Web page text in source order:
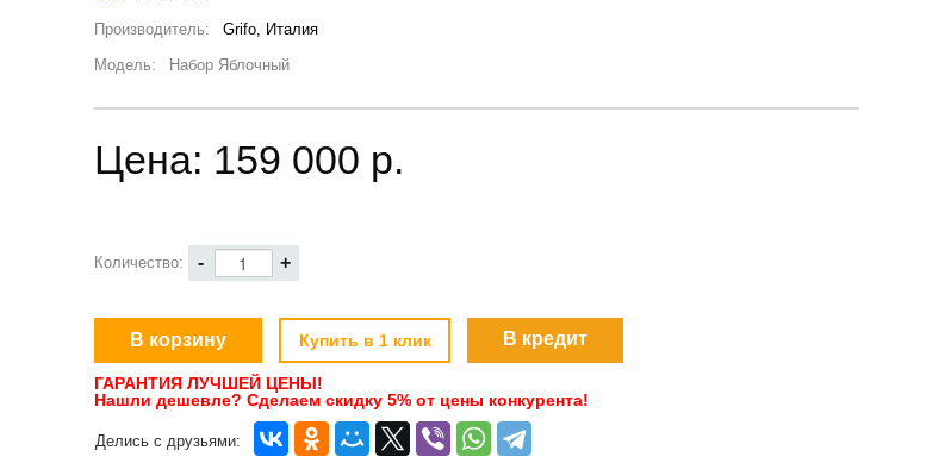
Производитель:
Grifo, Италия
Модель:
Набор Яблочный
Цена: 159 000 p.
Количество: - +
Купить в 1 клик В кредит
ГАРАНТИЯ ЛУЧШЕЙ ЦЕНЫ!
Нашли дешевле? Сделаем скидку 5% от цены конкурента!
Делись с друзьями: